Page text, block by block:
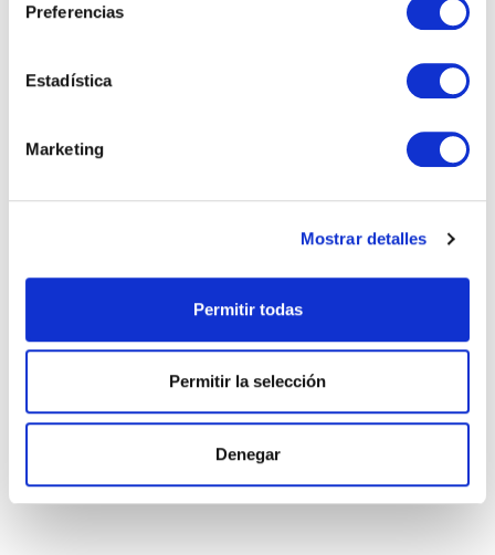
Preferencias
Estadística
Marketing
Mostrar detalles
Permitir todas
Permitir la selección
Denegar
Propiedades
Real Estate
NOTAS RECIENTES
Lo que nadie te explica sobre comprar una casa
Impuestos al vender una vivienda en Andalucía
siendo no residente
Sol